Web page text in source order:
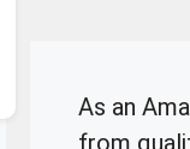
As an
from